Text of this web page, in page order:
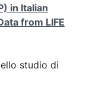
in Italian
from LIFE
studio di